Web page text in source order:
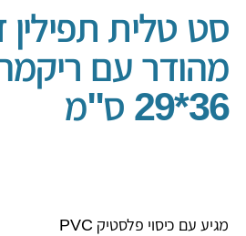
סט טלית תפילין
מהודר עם
36*29 ס"מ
מגיע עם כיסוי פלסטיק PVC